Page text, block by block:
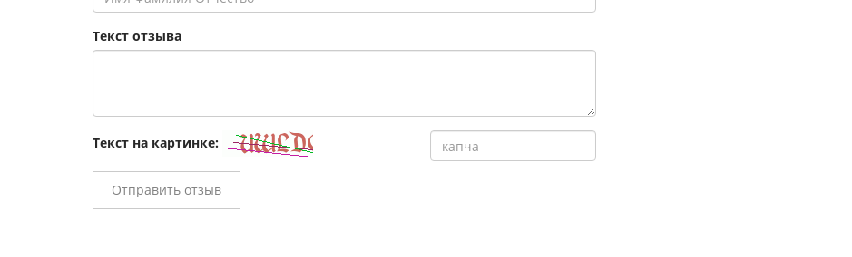
Текст отзыва
Текст на картинке:
Отправить отзыв